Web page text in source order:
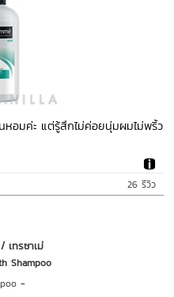
หอมค่ะ แต่รู้สึกไม่ค่อยนุ่มผมไม่พริ้ว
26 รีวิว
เทรซาเม่
Shampoo
-